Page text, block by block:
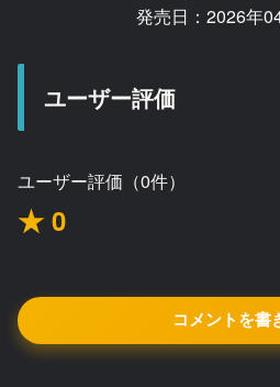
発売日：2026年
ユーザー評価
ユーザー評価（0件）
★ 0
コメントを書